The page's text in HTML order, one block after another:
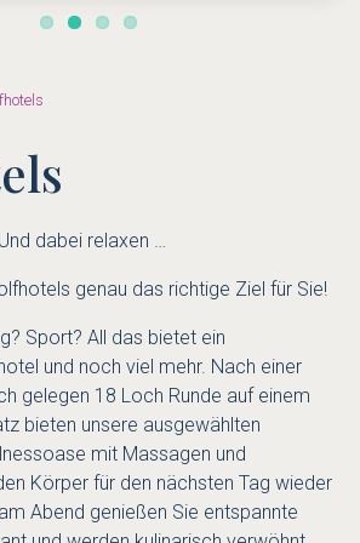
dabei relaxen …
genau das richtige Ziel für Sie!
Sport? All das bietet ein
und noch viel mehr. Nach einer
gelegen 18 Loch Runde auf einem
bieten unsere ausgewählten
mit Massagen und
Körper für den nächsten Tag wieder
Abend genießen Sie entspannte